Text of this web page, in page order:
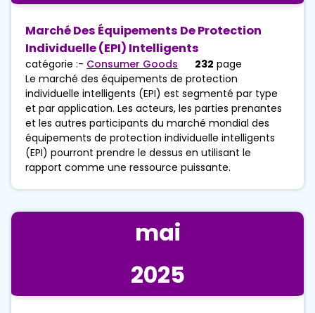
Marché Des Équipements De Protection
Individuelle (EPI) Intelligents
catégorie :- Consumer Goods 232 page
Le marché des équipements de protection
individuelle intelligents (EPI) est segmenté par type
et par application. Les acteurs, les parties prenantes
et les autres participants du marché mondial des
équipements de protection individuelle intelligents
(EPI) pourront prendre le dessus en utilisant le
rapport comme une ressource puissante.
mai
2025